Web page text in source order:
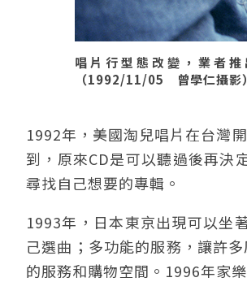
唱片行型態改變，業者
（1992/11/05 曾學仁攝影）
1992年，美國淘兒唱片在台灣
到，原來CD是可以聽過後再決
尋找自己想要的專輯。
1993年，日本東京出現可以坐
己選曲；多功能的服務，讓許
的服務和購物空間。1996年家